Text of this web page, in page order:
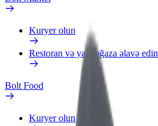
Kuryer olun
Restoran və ya mağaza əlavə edin
Bolt Food
Kuryer olun